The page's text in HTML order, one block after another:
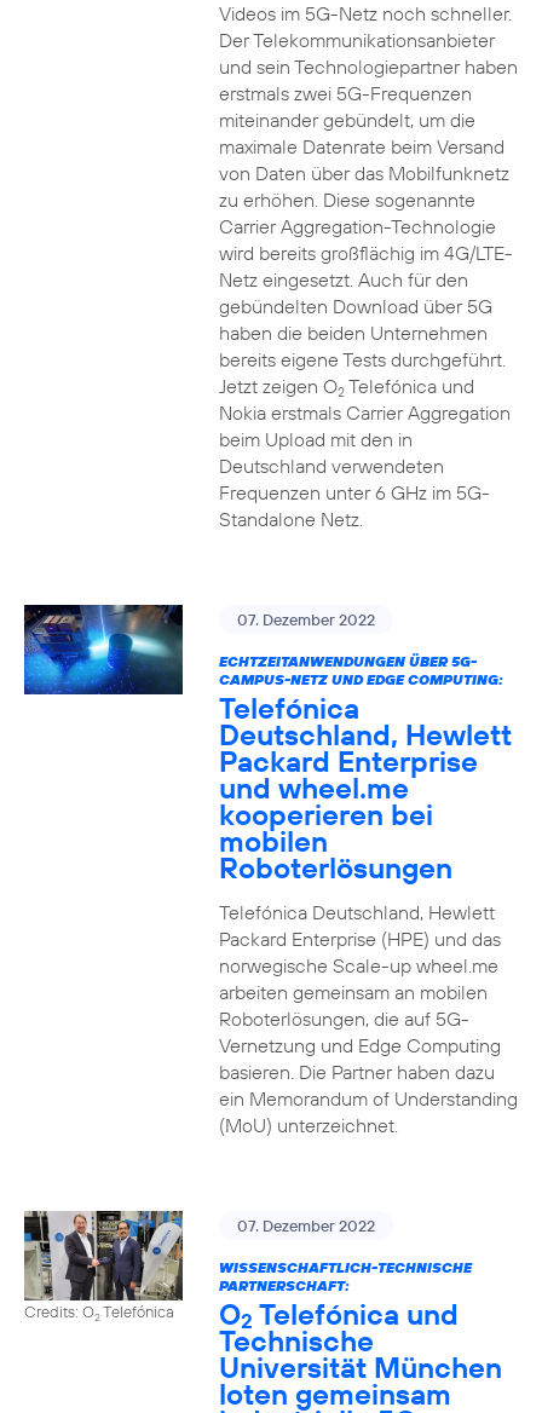
Videos im 5G-Netz noch schneller.
Der Telekommunikationsanbieter
und sein Technologiepartner haben
erstmals zwei 5G-Frequenzen
miteinander gebündelt, um die
maximale Datenrate beim Versand
von Daten über das Mobilfunknetz
zu erhöhen. Diese sogenannte
Carrier Aggregation-Technologie
wird bereits großflächig im 4G/LTE-
Netz eingesetzt. Auch für den
gebündelten Download über 5G
haben die beiden Unternehmen
bereits eigene Tests durchgeführt.
Jetzt zeigen O2Telefónica und
Nokia erstmals Carrier Aggregation
beim Upload mit den in
Deutschland verwendeten
Frequenzen unter 6 GHz im 5G-
Standalone Netz.
07. Dezember 2022
ECHTZEITANWENDUNGEN ÜBER 5G-
CAMPUS-NETZ UND EDGE COMPUTING:
Telefónica
Deutschland, Hewlett
Packard Enterprise
und wheel.me
kooperieren bei
mobilen
Roboterlösungen
Telefónica Deutschland, Hewlett
Packard Enterprise (HPE) und das
norwegische Scale-up wheel.me
arbeiten gemeinsam an mobilen
Roboterlösungen, die auf 5G-
Vernetzung und Edge Computing
basieren. Die Partner haben dazu
ein Memorandum of Understanding
(MoU) unterzeichnet.
Credits: O2Telefónica
07. Dezember 2022
WISSENSCHAFTLICH-TECHNISCHE
PARTNERSCHAFT:
O2 Telefónica und
Technische
Universität München
loten gemeinsam